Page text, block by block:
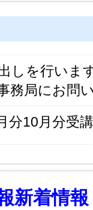
しを行いま
務局にお問
10月分受
新着情報